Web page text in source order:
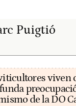
Puigtió
viven
de la DO